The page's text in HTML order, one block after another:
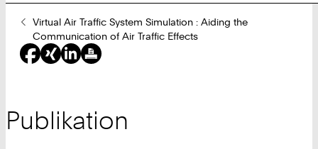
Sie
sind
hier:
Virtual Air Traffic System Simulation : Aiding the
Communication of Air Traffic Effects
Publikation